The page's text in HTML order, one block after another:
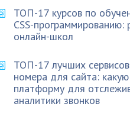
ТОП-17 курсов по
CSS-программированию:
онлайн-школ
ТОП-17 лучших сервисов
номера для сайта:
платформу для
аналитики звонков